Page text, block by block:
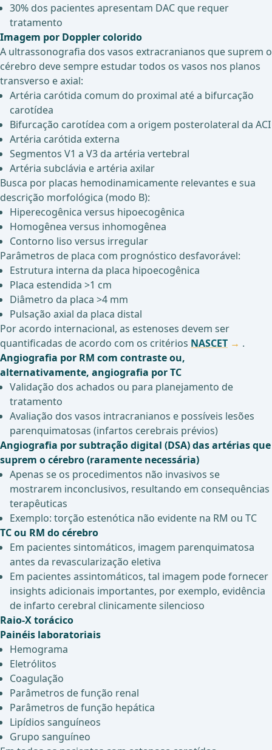
30% dos pacientes apresentam DAC que requer
tratamento
Imagem por Doppler colorido
A ultrassonografia dos vasos extracranianos que suprem o
cérebro deve sempre estudar todos os vasos nos planos
transverso e axial:
Artéria carótida comum do proximal até a bifurcação
carotídea
Bifurcação carotídea com a origem posterolateral da ACI
Artéria carótida externa
Segmentos V1 a V3 da artéria vertebral
Artéria subclávia e artéria axilar
Busca por placas hemodinamicamente relevantes e sua
descrição morfológica (modo B):
Hiperecogênica versus hipoecogênica
Homogênea versus inhomogênea
Contorno liso versus irregular
Parâmetros de placa com prognóstico desfavorável:
Estrutura interna da placa hipoecogênica
Placa estendida >1 cm
Diâmetro da placa >4 mm
Pulsação axial da placa distal
Por acordo internacional, as estenoses devem ser
quantificadas de acordo com os critérios NASCET
.
Angiografia por RM com contraste ou,
alternativamente, angiografia por TC
Validação dos achados ou para planejamento de
tratamento
Avaliação dos vasos intracranianos e possíveis lesões
parenquimatosas (infartos cerebrais prévios)
Angiografia por subtração digital (DSA) das artérias que
suprem o cérebro (raramente necessária)
Apenas se os procedimentos não invasivos se
mostrarem inconclusivos, resultando em consequências
terapêuticas
Exemplo: torção estenótica não evidente na RM ou TC
TC ou RM do cérebro
Em pacientes sintomáticos, imagem parenquimatosa
antes da revascularização eletiva
Em pacientes assintomáticos, tal imagem pode fornecer
insights adicionais importantes, por exemplo, evidência
de infarto cerebral clinicamente silencioso
Raio-X torácico
Painéis laboratoriais
Hemograma
Eletrólitos
Coagulação
Parâmetros de função renal
Parâmetros de função hepática
Lipídios sanguíneos
Grupo sanguíneo